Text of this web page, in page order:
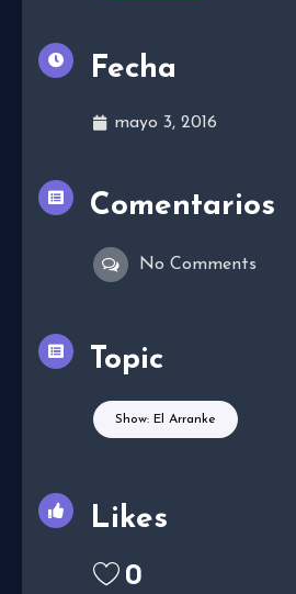
Fecha
mayo 3, 2016
Comentarios
No Comments
Topic
Show: El Arranke
Likes
0